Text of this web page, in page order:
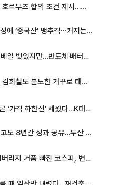
이란, 미국에 호르무즈 합의 조건 제시…美 “경기 아직 안 끝나” [종합]
맥북 품은 삼성에 ‘중국산’ 맹추격⋯커지는 노트북 OLED 시장
‘한국판 IRA’ 베일 벗었지만…반도체·배터리 업계 “시행령이 관건”
서경덕 교수, 김희철도 분노한 거꾸로 태극기⋯"엉터리는 아냐, 아쉬울 뿐"
美 폴리실리콘 ‘가격 하한선’ 세웠다…K태양광 수혜 기대
SK실트론 팔고도 8년간 성과 공유…두산 인수대금 2.3조가 끝 아냐
블룸버그 “레버리지 거품 빠진 코스피, 변동성 최악 국면 지났을 가능성”